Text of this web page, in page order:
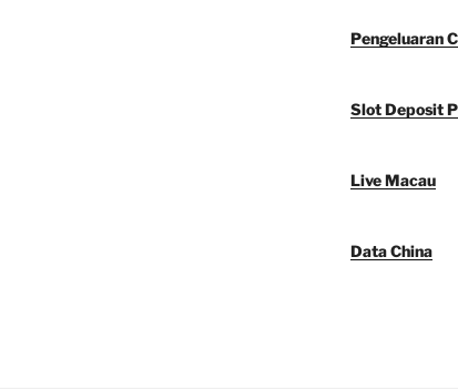
Pengeluaran
Slot Deposit
Live Macau
Data China